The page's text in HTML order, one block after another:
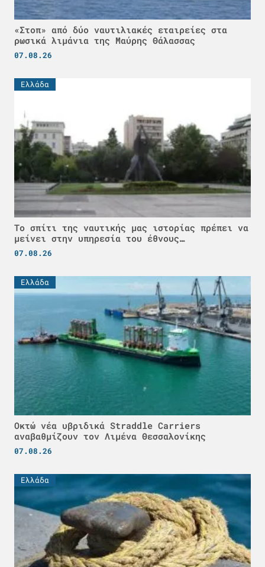
«Στοπ» από δύο ναυτιλιακές εταιρείες στα
ρωσικά λιμάνια της Μαύρης Θάλασσας
07.08.26
Ελλάδα
Το σπίτι της ναυτικής μας ιστορίας πρέπει να
μείνει στην υπηρεσία του έθνους…
07.08.26
Ελλάδα
Οκτώ νέα υβριδικά Straddle Carriers
αναβαθμίζουν τον Λιμένα Θεσσαλονίκης
07.08.26
Ελλάδα